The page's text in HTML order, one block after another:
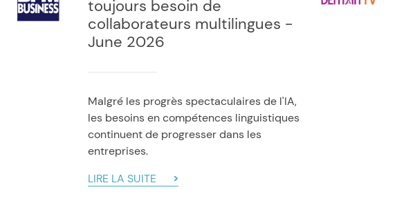
toujours besoin de
collaborateurs multilingues -
June 2026
Malgré les progrès spectaculaires de l'IA,
les besoins en compétences linguistiques
continuent de progresser dans les
entreprises.
LIRE LA SUITE